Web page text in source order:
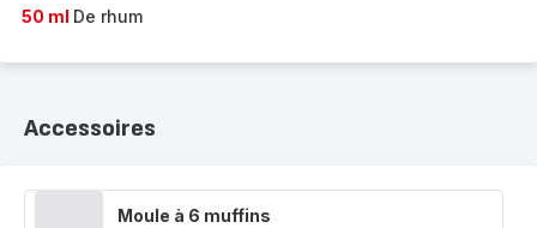
50 ml De rhum
Accessoires
Moule à 6 muffins